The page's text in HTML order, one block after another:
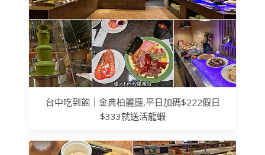
台中吃到飽｜金典柏麗廳,平日加碼$222假日
$333就送活龍蝦